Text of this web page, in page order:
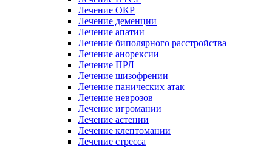
Лечение ОКР
Лечение деменции
Лечение апатии
Лечение биполярного расстройства
Лечение анорексии
Лечение ПРЛ
Лечение шизофрении
Лечение панических атак
Лечение неврозов
Лечение игромании
Лечение астении
Лечение клептомании
Лечение стресса